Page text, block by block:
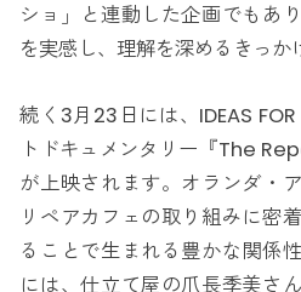
ショ」と連動した企画でもあ
を実感し、理解を深めるきっか
続く3月23日には、IDEAS
トドキュメンタリー『The
が上映されます。オランダ・
リペアカフェの取り組みに密
ることで生まれる豊かな関係
には、仕立て屋の爪長季美さ